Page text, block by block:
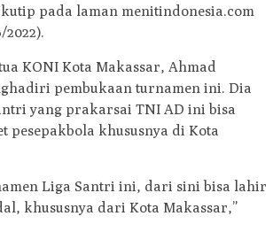
pada laman menitindonesia.com
2022).
KONI Kota Makassar, Ahmad
pembukaan turnamen ini. Dia
yang prakarsai TNI AD ini bisa
pesepakbola khususnya di Kota
Liga Santri ini, dari sini bisa lahir
khususnya dari Kota Makassar,”